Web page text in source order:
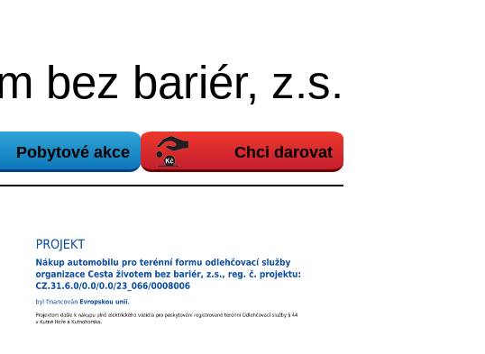
bez bariér, z.s.
Pobytové akce Chci darovat